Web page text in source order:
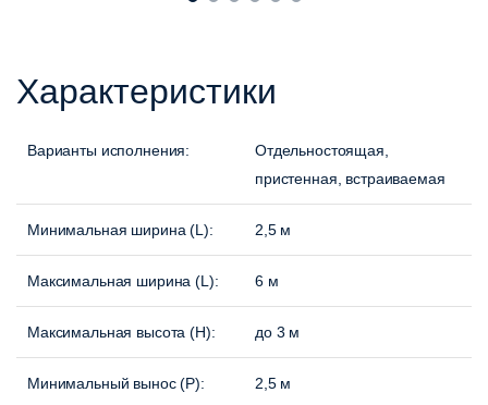
Характеристики
Варианты исполнения:
Отдельностоящая,
пристенная, встраиваемая
Минимальная ширина (L): 2,5 м
Максимальная ширина (L): 6 м
Максимальная высота (H): до 3 м
Минимальный вынос (P): 2,5 м